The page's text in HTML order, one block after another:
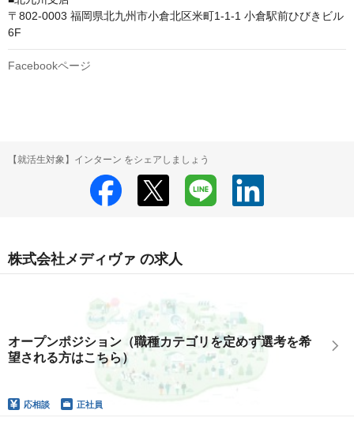
〒802-0003 福岡県北九州市小倉北区米町1-1-1 小倉駅前ひびきビル
6F
Facebookページ
【就活生対象】インターン をシェアしましょう
株式会社メディヴァ の求人
オープンポジション（職種カテゴリを定めず選考を希
望される方はこちら）
応相談 正社員